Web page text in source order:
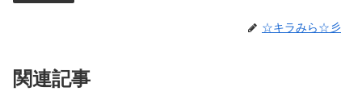
☆キラみら☆彡
関連記事